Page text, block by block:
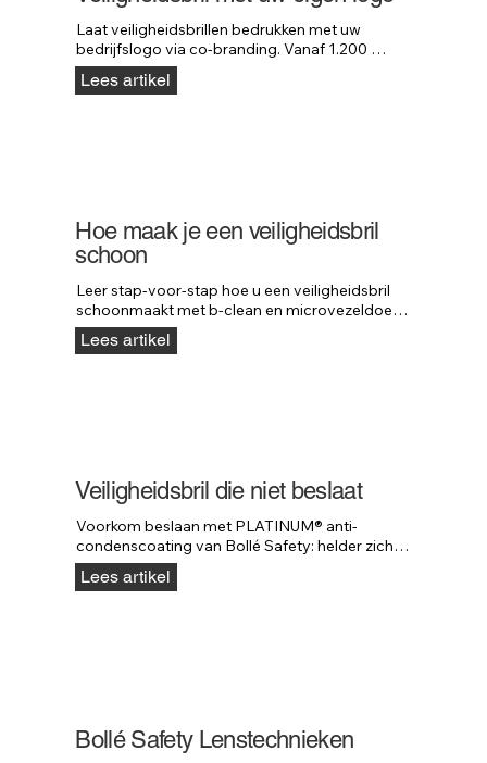
Laat veiligheidsbrillen bedrukken met uw
bedrijfslogo via co-branding. Vanaf 1.200
stuks, na technische beoordeling van model en
logo.
Lees artikel
Hoe maak je een veiligheidsbril
schoon
Leer stap-voor-stap hoe u een veiligheidsbril
schoonmaakt met b-clean en microvezeldoek,
zonder de coatings te beschadigen.
Lees artikel
Veiligheidsbril die niet beslaat
Voorkom beslaan met PLATINUM® anti-
condenscoating van Bollé Safety: helder zicht
en hogere krasweerstand in veeleisende
omgevingen.
Lees artikel
Bollé Safety Lenstechnieken